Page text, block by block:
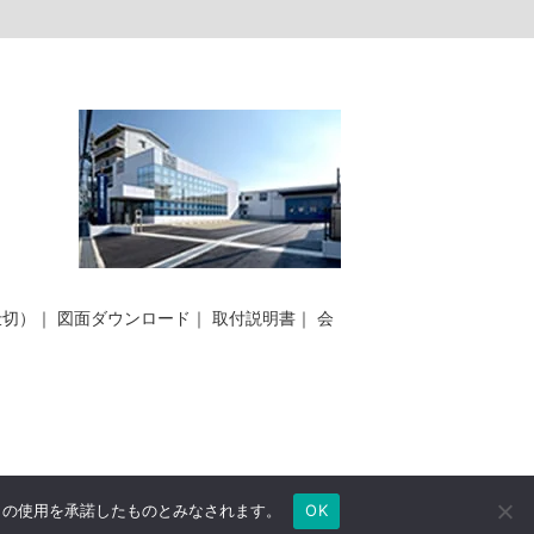
） ｜ 図面ダウンロード ｜ 取付説明書 ｜ 会
用を承諾したものとみなされます。 OK